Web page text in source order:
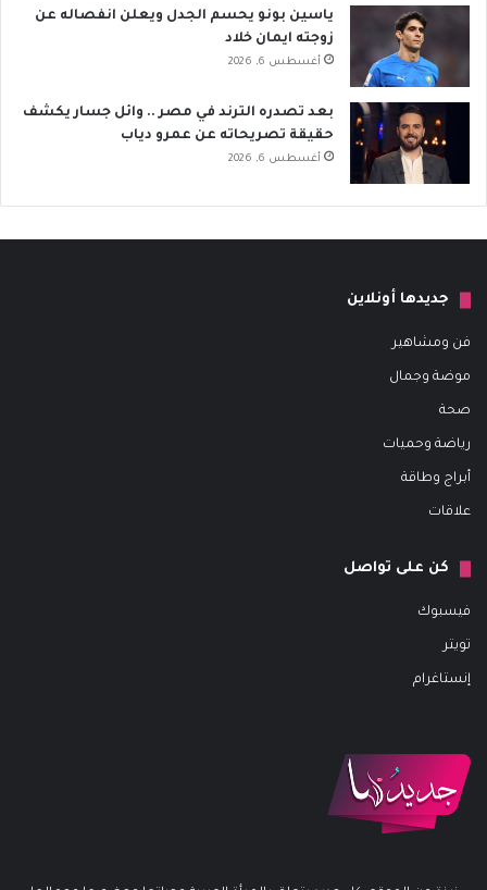
ياسين بونو يحسم الجدل ويعلن انفصاله عن
زوجته ايمان خلاد
أغسطس 6, 2026
بعد تصدره الترند في مصر .. وائل جسار يكشف
حقيقة تصريحاته عن عمرو دياب
أغسطس 6, 2026
جديدها أونلاين
فن ومشاهير
موضة وجمال
صحة
رياضة وحميات
أبراج وطاقة
علاقات
كن على تواصل
فيسبوك
تويتر
إنستاغرام